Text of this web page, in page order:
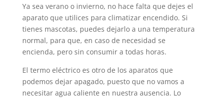
Ya sea verano o invierno, no hace falta que dejes el
aparato que utilices para climatizar encendido. Si
tienes mascotas, puedes dejarlo a una temperatura
normal, para que, en caso de necesidad se
encienda, pero sin consumir a todas horas.
El termo eléctrico es otro de los aparatos que
podemos dejar apagado, puesto que no vamos a
necesitar agua caliente en nuestra ausencia. Lo